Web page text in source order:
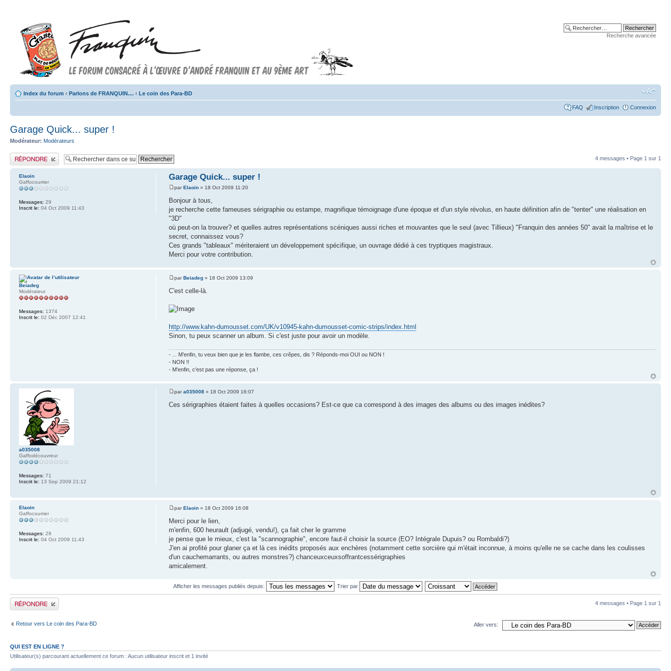
Recherche avancée
Index du forum ‹ Parlons de FRANQUIN.... ‹ Le coin des Para-BD
FAQ Inscription Connexion
Garage Quick... super !
Modérateur: Modérateurs
Publier une réponse 4 messages • Page 1 sur 1
Garage Quick... super !
parElaoin » 18 Oct 2009 11:20
Bonjour à tous,
je recherche cette fameuses sérigraphie ou estampe, magnifique témoignage d'une époque et d'un style révolus, en haute définition afin de "tenter" une réalisation en
"3D"
où peut-on la trouver? et quelles autres représentations scéniques aussi riches et mouvantes que le seul (avec Tillieux) "Franquin des années 50" avait la maîtrise et le
secret, connaissez vous?
Ces grands "tableaux" mériteraient un développement spécifique, un ouvrage dédié à ces tryptiques magistraux.
Merci pour votre contribution.
Elaoin
Gaffocourrier
Messages: 29
Inscrit le: 04 Oct 2009 11:43
parBeiadeg » 18 Oct 2009 13:09
C'est celle-là.
http://www.kahn-dumousset.com/UK/v10945-kahn-dumousset-comic-strips/index.html
Sinon, tu peux scanner un album. Si c'est juste pour avoir un modèle.
- ... M'enfin, tu veux bien que je les flambe, ces crêpes, dis ? Réponds-moi OUI ou NON !
- NON !!
- M'enfin, c'est pas une réponse, ça !
Beiadeg
Modérateur
Messages: 1374
Inscrit le: 02 Déc 2007 12:41
para035008 » 18 Oct 2009 16:07
Ces sérigraphies étaient faites à quelles occasions? Est-ce que ca correspond à des images des albums ou des images inédites?
a035008
Gaffodécouvreur
Messages: 71
Inscrit le: 13 Sep 2009 21:12
parElaoin » 18 Oct 2009 16:08
Merci pour le lien,
m'enfin, 600 heurault (adjugé, vendu!), ça fait cher le gramme
je pense que le mieux, c'est la "scannographie", encore faut-il choisir la source (EO? Intégrale Dupuis? ou Rombaldi?)
J'en ai profité pour glaner ça et là ces inédits proposés aux enchères (notamment cette sorcière qui m'était inconnue, à moins qu'elle ne se cache dans les coulisses
d'un cauchemarrants, ou autres monstres?) chanceuxceuxsoffrantcessérigraphies
amicalement.
Elaoin
Gaffocourrier
Messages: 29
Inscrit le: 04 Oct 2009 11:43
Afficher les messages publiés depuis: Trier par
Publier une réponse 4 messages • Page 1 sur 1
Retour vers Le coin des Para-BD Aller vers:
QUI EST EN LIGNE ?
Utilisateur(s) parcourant actuellement ce forum : Aucun utilisateur inscrit et 1 invité